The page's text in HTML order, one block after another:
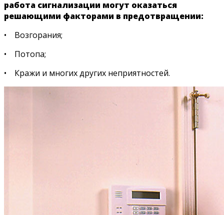
работа сигнализации могут оказаться
решающими факторами в предотвращении:
• Возгорания;
• Потопа;
• Кражи и многих других неприятностей.